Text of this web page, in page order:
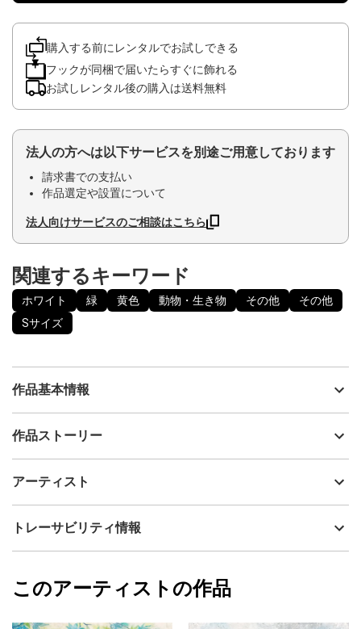
購入する前にレンタルでお試しできる
フックが同梱で届いたらすぐに飾れる
お試しレンタル後の購入は送料無料
法人の方へは以下サービスを別途ご用意しております
請求書での支払い
作品選定や設置について
法人向けサービスのご相談はこちら
関連するキーワード
ホワイト 緑 黄色 動物・生き物 その他
その他
Sサイズ
作品基本情報
出品者
制作年
その他
カラー
ホワイト
作品ストーリー
アーティスト
陸野真望
フォローする
トレーサビリティ情報
陸野真望
このアーティストの作品